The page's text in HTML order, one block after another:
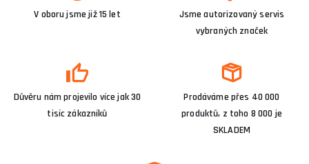
V oboru jsme již 15 let
Jsme autorizovaný servis
vybraných značek
Důvěru nám projevilo více jak 30
tisíc zákazníků
Prodáváme přes 40 000
produktů, z toho 8 000 je
SKLADEM